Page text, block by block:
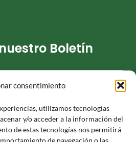
consentimiento
utilizamos tecnologías
y/o acceder a la información del
de estas tecnologías nos permitirá
de navegación o las
Boletín